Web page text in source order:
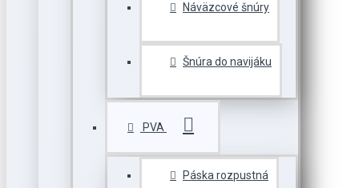
Náväzcové šnúry
Šnúra do navijáku
PVA
Páska rozpustná